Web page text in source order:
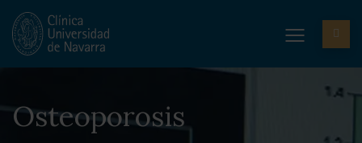
Osteoporosis